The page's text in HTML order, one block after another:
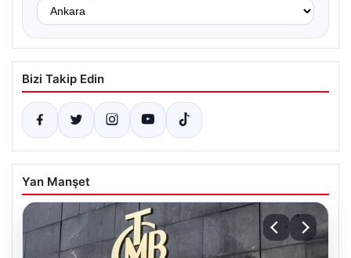
Bizi Takip Edin
Yan Manşet